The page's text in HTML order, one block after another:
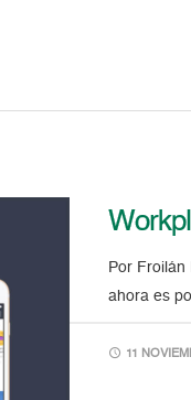
Por
ahora es
11